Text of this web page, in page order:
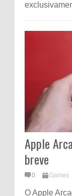
Apple
breve
0 Games
O Apple